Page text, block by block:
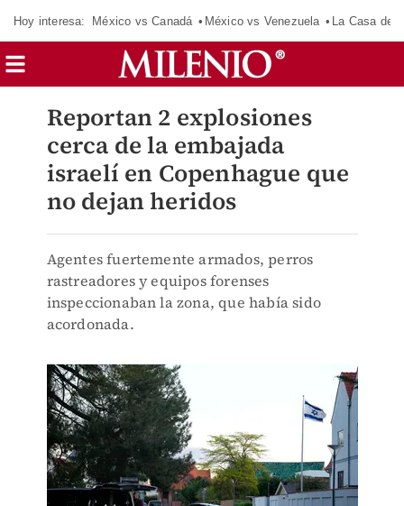
Hoy interesa: México vs Canadá México vs Venezuela La Casa de
Reportan 2 explosiones
cerca de la embajada
israelí en Copenhague que
no dejan heridos
Agentes fuertemente armados, perros
rastreadores y equipos forenses
inspeccionaban la zona, que había sido
acordonada.